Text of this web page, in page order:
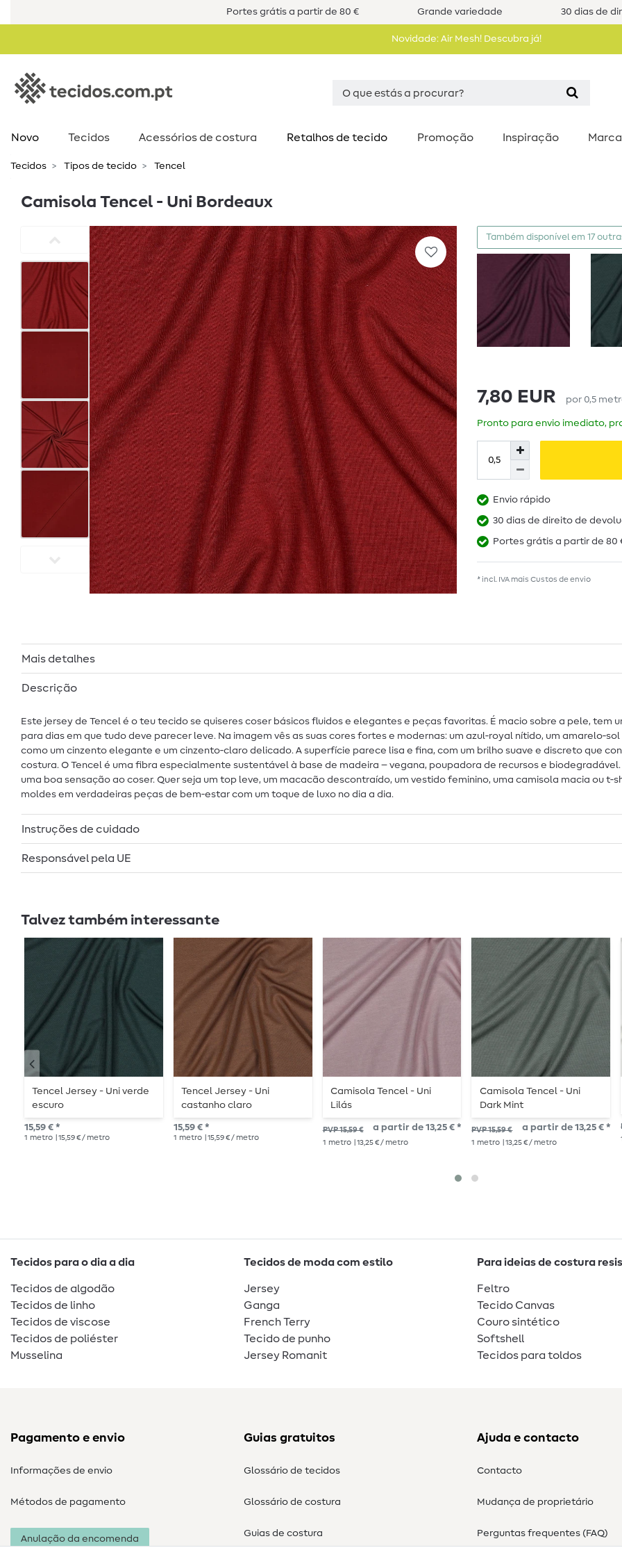
Portes grátis a partir de 80 € Grande variedade 30 dias de
Novidade: Air Mesh! Descubra já!
Novo Tecidos Acessórios de costura​ Retalhos de tecido Promoção Inspiração
Tecidos Tipos de tecido Tencel
Camisola Tencel - Uni Bordeaux
Também disponível em 17
7,80 EUR por 0,5
Pronto para envio imediato,
Envio rápido
30 dias de direito de
Portes grátis a partir de 80
* incl. IVA mais Custos de envio
Mais detalhes
Descrição
Este jersey de Tencel é o teu tecido se quiseres coser básicos fluidos e elegantes e peças favoritas. É macio sobre a pele,
para dias em que tudo deve parecer leve. Na imagem vês as suas cores fortes e modernas: um azul‑royal nítido, um
como um cinzento elegante e um cinzento‑claro delicado. A superfície parece lisa e fina, com um brilho suave e discreto que
costura. O Tencel é uma fibra especialmente sustentável à base de madeira – vegana, poupadora de recursos e
uma boa sensação ao coser. Quer seja um top leve, um macacão descontraído, um vestido feminino, uma camisola macia ou
moldes em verdadeiras peças de bem‑estar com um toque de luxo no dia a dia.
Instruções de cuidado
Responsável pela UE
Talvez também interessante
Tencel Jersey - Uni verde
escuro
15,59 € *
1 metro | 15,59 € / metro
Tencel Jersey - Uni
castanho claro
15,59 € *
1 metro | 15,59 € / metro
Camisola Tencel - Uni
Lilás
PVP 15,59 € a partir de 13,25 € *
1 metro | 13,25 € / metro
Camisola Tencel - Uni
Dark Mint
PVP 15,59 € a partir de 13,25 € *
1 metro | 13,25 € / metro
Tecidos para o dia a dia
Tecidos de algodão
Tecidos de linho
Tecidos de viscose
Tecidos de poliéster
Musselina
Tecidos de moda com estilo
Jersey
Ganga
French Terry
Tecido de punho
Jersey Romanit
Para ideias de costura
Feltro
Tecido Canvas
Couro sintético
Softshell
Tecidos para toldos
Pagamento e envio
Informações de envio
Métodos de pagamento
Anulação da encomenda
Guias gratuitos
Glossário de tecidos
Glossário de costura
Guias de costura
Ajuda e contacto
Contacto
Mudança de proprietário
Perguntas frequentes (FAQ)